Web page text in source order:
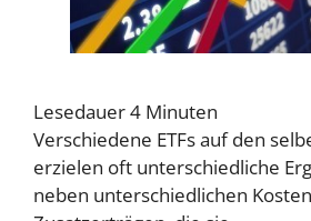
Lesedauer4 Minuten
Verschiedene ETFs auf den
erzielen oft unterschiedliche
neben unterschiedlichen